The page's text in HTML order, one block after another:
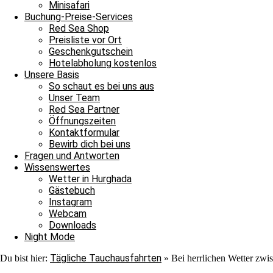
Minisafari
Buchung-Preise-Services
Red Sea Shop
Preisliste vor Ort
Geschenkgutschein
Hotelabholung kostenlos
Unsere Basis
So schaut es bei uns aus
Unser Team
Red Sea Partner
Öffnungszeiten
Kontaktformular
Bewirb dich bei uns
Fragen und Antworten
Wissenswertes
Wetter in Hurghada
Gästebuch
Instagram
Webcam
Downloads
Night Mode
Du bist hier: Tägliche Tauchausfahrten » Bei herrlichen Wetter
Nach ihrer Show verließen auch sie uns ins Blau. Jedoch war auf
Adlerrochen entdecken, der in der Strömung stand, wie ein Fels in
ebenmäßig Marmoriert und wir konnten ihn von der Nähe
unter einem Stein saß. In unserem Sicherheitsstop begegnete uns
hinschauen sollten, machten wir uns überglücklich auf den Weg
als auch für die Neulinge, denn heute hat unsere Tauschfamilie
viel zu feiern, das heißt schnell auf zur Shaab Stella Bar, denn
Grüße von JJ, Sandra und Janina.
Ganztagesfahrt
Tauchplatz 1: Carlson’s Corner
Tauchplatz 2: Erg Somaya
Tauchplatz 3: Balena
An diesem wunderschönen Sonntagmorgen starteten wir unseren